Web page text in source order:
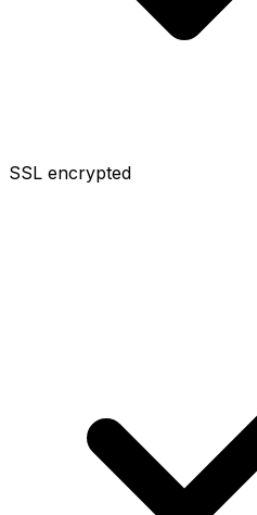
SSL encrypted